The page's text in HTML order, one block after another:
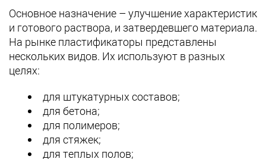
Основное назначение – улучшение характеристик
и готового раствора, и затвердевшего материала.
На рынке пластификаторы представлены
нескольких видов. Их используют в разных
целях:
для штукатурных составов;
для бетона;
для полимеров;
для стяжек;
для теплых полов;